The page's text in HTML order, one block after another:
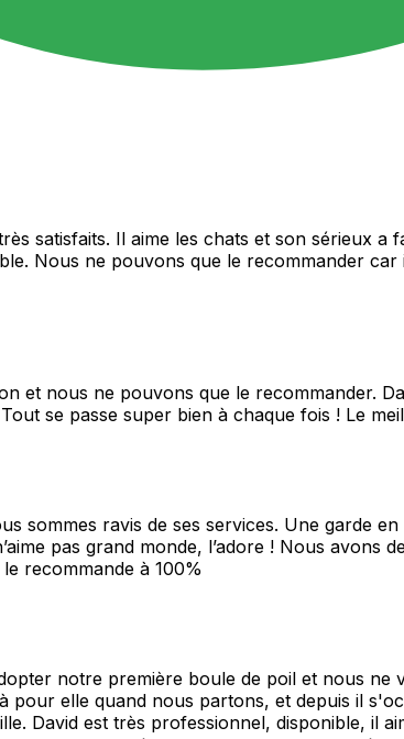
satisfaits. Il aime les chats et son sérieux
Nous ne pouvons que le recommander
et nous ne pouvons que le recommander.
se passe super bien à chaque fois ! Le
sommes ravis de ses services. Une garde
pas grand monde, l’adore ! Nous
recommande à 100%
notre première boule de poil et nous
elle quand nous partons, et depuis il
David est très professionnel, disponible, il